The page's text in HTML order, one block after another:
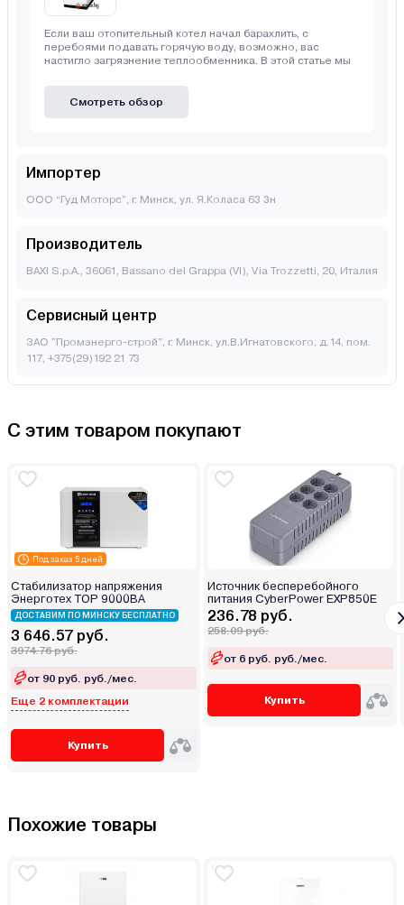
Если ваш отопительный котел начал барахлить, с
перебоями подавать горячую воду, возможно, вас
настигло загрязнение теплообменника. В этой статье мы
Смотреть обзор
Импортер
ООО “Гуд Моторс”, г. Минск, ул. Я.Коласа 63 3н
Производитель
BAXI S.p.A., 36061, Bassano del Grappa (VI), Via Trozzetti, 20, Италия
Сервисный центр
ЗАО "Промэнерго-строй", г. Минск, ул.В.Игнатовского, д.14, пом.
117, +375(29)192 21 73
С этим товаром покупают
Под заказ 5 дней
Стабилизатор напряжения
Энерготех TOP 9000ВА
ДОСТАВИМ ПО МИНСКУ БЕСПЛАТНО
3 646.57 руб.
3974.76 руб.
от 90 руб. руб./мес.
Еще 2 комплектации
Купить
Источник бесперебойного
питания CyberPower EXP850E
236.78 руб.
258.09 руб.
от 6 руб. руб./мес.
Купить
Похожие товары